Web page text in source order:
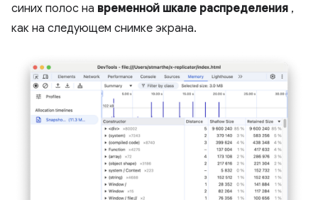
синих полос на временной шкале распределения ,
как на следующем снимке экрана.